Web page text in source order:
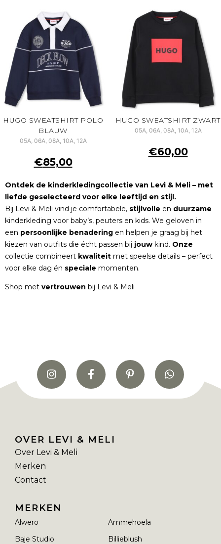
HUGO SWEATSHIRT POLO
BLAUW
05A, 06A, 08A, 10A, 12A
€85,00
HUGO SWEATSHIRT ZWART
05A, 06A, 08A, 10A, 12A
€60,00
Ontdek de kinderkledingcollectie van Levi & Meli – met
liefde geselecteerd voor elke leeftijd en stijl.
Bij Levi & Meli vind je comfortabele, stijlvolle en duurzame
kinderkleding voor baby’s, peuters en kids. We geloven in
een persoonlijke benadering en helpen je graag bij het
kiezen van outfits die écht passen bij jouw kind. Onze
collectie combineert kwaliteit met speelse details – perfect
voor elke dag én speciale momenten.
Shop met vertrouwen bij Levi & Meli
OVER LEVI & MELI
Over Levi & Meli
Merken
Contact
MERKEN
Alwero
Ammehoela
Baje Studio
Billieblush